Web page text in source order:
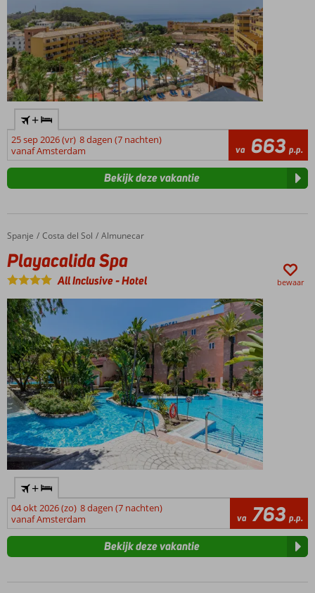
+
25 sep 2026 (vr) 8 dagen (7 nachten)
vanaf Amsterdam
va 663 p.p.
Bekijk deze vakantie
Home
Spanje Costa del Sol Almunecar
Playacalida Spa
Playacalida Spa
All Inclusive-Hotel bewaar
+
04 okt 2026 (zo) 8 dagen (7 nachten)
vanaf Amsterdam
va 763 p.p.
Bekijk deze vakantie